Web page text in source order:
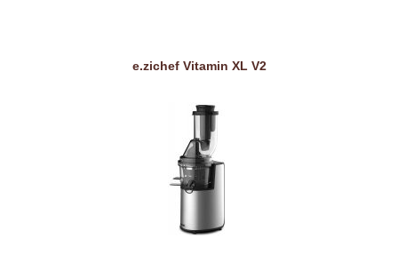
e.zichef Vitamin XL V2